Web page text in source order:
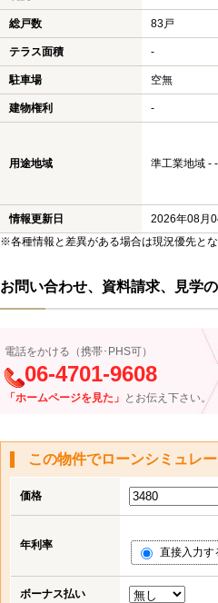
総戸数 83戸
テラス面積 -
駐車場 空無
建物権利 -
用途地域 準工業地域 - -
情報更新日 2026年08月
※各種情報と差異がある場合は現況優先と
お問い合わせ、資料請求、見学
電話をかける（携帯･PHS可）
06-4701-9608
「ホームページを見た」 とお伝え下さい。
この物件でローンシミュレ
価格
年利率
直接入力
ボーナス払い